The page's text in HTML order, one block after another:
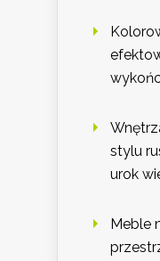
stylu
urok
Meble